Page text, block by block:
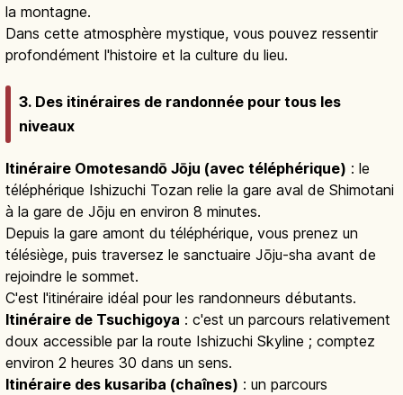
la montagne.
Dans cette atmosphère mystique, vous pouvez ressentir
profondément l'histoire et la culture du lieu.
3. Des itinéraires de randonnée pour tous les
niveaux
Itinéraire Omotesandō Jōju (avec téléphérique) : le
téléphérique Ishizuchi Tozan relie la gare aval de Shimotani
à la gare de Jōju en environ 8 minutes.
Depuis la gare amont du téléphérique, vous prenez un
télésiège, puis traversez le sanctuaire Jōju-sha avant de
rejoindre le sommet.
C'est l'itinéraire idéal pour les randonneurs débutants.
Itinéraire de Tsuchigoya : c'est un parcours relativement
doux accessible par la route Ishizuchi Skyline ; comptez
environ 2 heures 30 dans un sens.
Itinéraire des kusariba (chaînes) : un parcours